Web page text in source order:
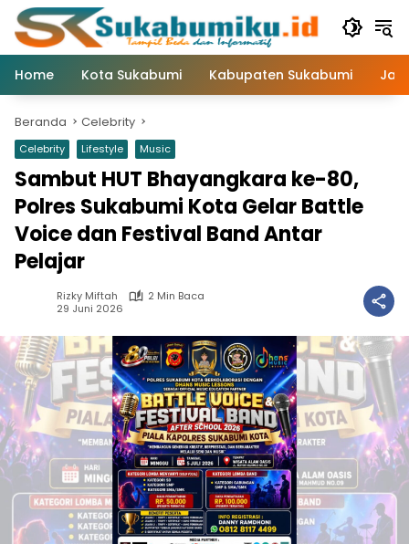
Langsung
konten
Home
Kota Sukabumi Kabupaten Sukabumi
Beranda Celebrity
Celebrity Lifestyle Music
Sambut HUT Bhayangkara ke-80,
Polres Sukabumi Kota Gelar Battle
Voice dan Festival Band Antar
Pelajar
Rizky Miftah
2 Min Baca
29 Juni 2026